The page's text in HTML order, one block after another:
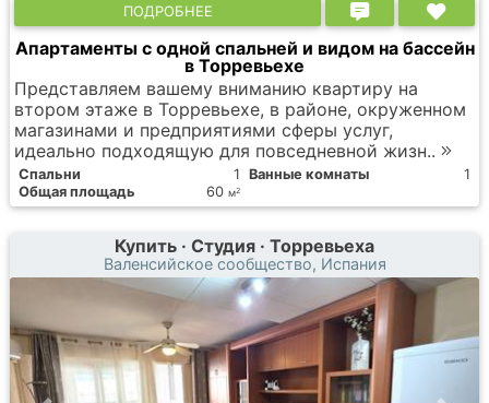
ПОДРОБНЕЕ
Апартаменты с одной спальней и видом на бассейн
в Торревьехе
Представляем вашему вниманию квартиру на
втором этаже в Торревьехе, в районе, окруженном
магазинами и предприятиями сферы услуг,
идеально подходящую для повседневной жизн..
Спальни 1 Ванные комнаты
1
Общая площадь
60 м2
Купить · Студия · Торревьеха
Валенсийское сообщество, Испания